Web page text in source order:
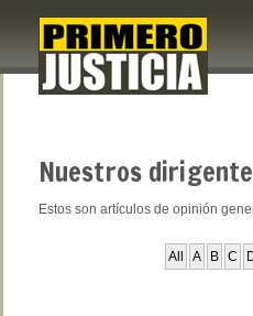
Nuestros
Estos son artículos de opinión
All A B C